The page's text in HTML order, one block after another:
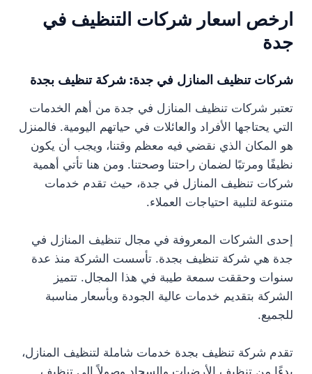
ارخص اسعار شركات التنظيف في
جدة
شركات تنظيف المنازل في جدة: شركة تنظيف بجدة
تعتبر شركات تنظيف المنازل في جدة من أهم الخدمات
التي يحتاجها الأفراد والعائلات في حياتهم اليومية. فالمنزل
هو المكان الذي نقضي فيه معظم وقتنا، ويجب أن يكون
نظيفًا ومرتبًا لضمان راحتنا وصحتنا. ومن هنا تأتي أهمية
شركات تنظيف المنازل في جدة، حيث تقدم خدمات
متنوعة لتلبية احتياجات العملاء.
إحدى الشركات المعروفة في مجال تنظيف المنازل في
جدة هي شركة تنظيف بجدة. تأسست الشركة منذ عدة
سنوات وحققت سمعة طيبة في هذا المجال. تتميز
الشركة بتقديم خدمات عالية الجودة وبأسعار مناسبة
للجميع.
تقدم شركة تنظيف بجدة خدمات شاملة لتنظيف المنازل،
بدءًا من تنظيف الأرضيات والسجاد وصولاً إلى تنظيف